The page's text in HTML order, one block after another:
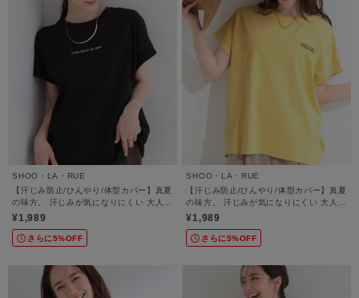
SHOO・LA・RUE
【汗じみ防止/ひんやり/体型カバー】真夏
の味方。 汗じみが気になりにくい 大人の
刺繍ロゴTシャツ
¥1,989
さらに5%OFF
SHOO・LA・RUE
【汗じみ防止/ひんやり/体型カバー】真夏
の味方。 汗じみが気になりにくい 大人の
刺繍ロゴTシャツ
¥1,989
さらに5%OFF